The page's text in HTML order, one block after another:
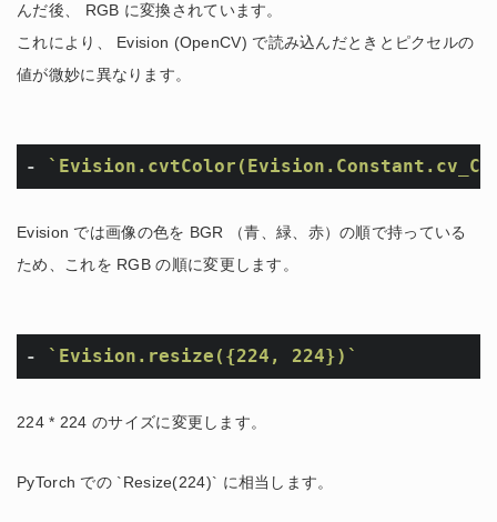
んだ後、 RGB に変換されています。
これにより、 Evision (OpenCV) で読み込んだときとピクセルの
値が微妙に異なります。
-
Evision では画像の色を BGR （青、緑、赤）の順で持っている
ため、これを RGB の順に変更します。
- `Evision.resize({224, 224})`
224 * 224 のサイズに変更します。
PyTorch での `Resize(224)` に相当します。